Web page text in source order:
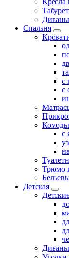
Кресла
Спальня
с
с
Комоды
с
Трюмо
Детская